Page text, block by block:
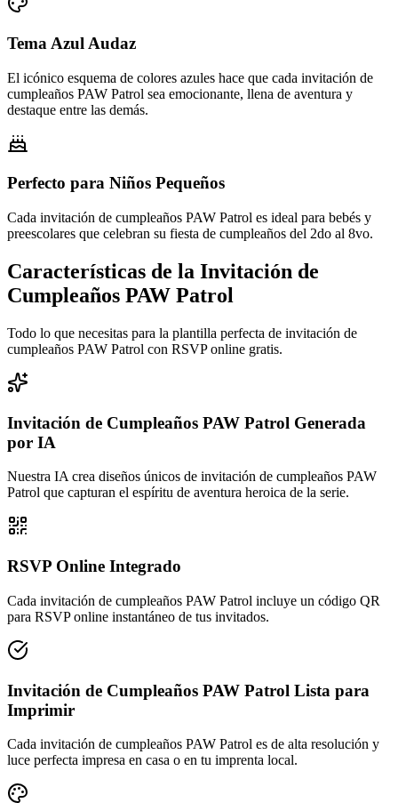
Tema Azul Audaz
El icónico esquema de colores azules hace que cada invitación de
cumpleaños PAW Patrol sea emocionante, llena de aventura y
destaque entre las demás.
Perfecto para Niños Pequeños
Cada invitación de cumpleaños PAW Patrol es ideal para bebés y
preescolares que celebran su fiesta de cumpleaños del 2do al 8vo.
Características de la Invitación de
Cumpleaños PAW Patrol
Todo lo que necesitas para la plantilla perfecta de invitación de
cumpleaños PAW Patrol con RSVP online gratis.
Invitación de Cumpleaños PAW Patrol Generada
por IA
Nuestra IA crea diseños únicos de invitación de cumpleaños PAW
Patrol que capturan el espíritu de aventura heroica de la serie.
RSVP Online Integrado
Cada invitación de cumpleaños PAW Patrol incluye un código QR
para RSVP online instantáneo de tus invitados.
Invitación de Cumpleaños PAW Patrol Lista para
Imprimir
Cada invitación de cumpleaños PAW Patrol es de alta resolución y
luce perfecta impresa en casa o en tu imprenta local.